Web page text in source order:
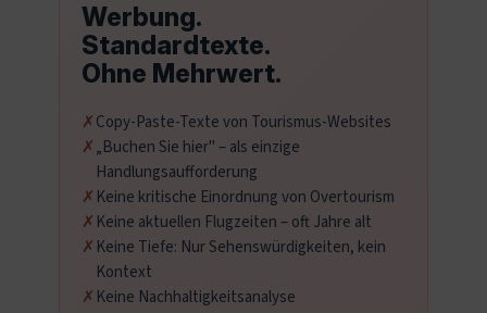
Werbung.
Standardtexte.
Ohne Mehrwert.
Copy-Paste-Texte von Tourismus-Websites
„Buchen Sie hier" – als einzige
Handlungsaufforderung
Keine kritische Einordnung von Overtourism
Keine aktuellen Flugzeiten – oft Jahre alt
Keine Tiefe: Nur Sehenswürdigkeiten, kein
Kontext
Keine Nachhaltigkeitsanalyse